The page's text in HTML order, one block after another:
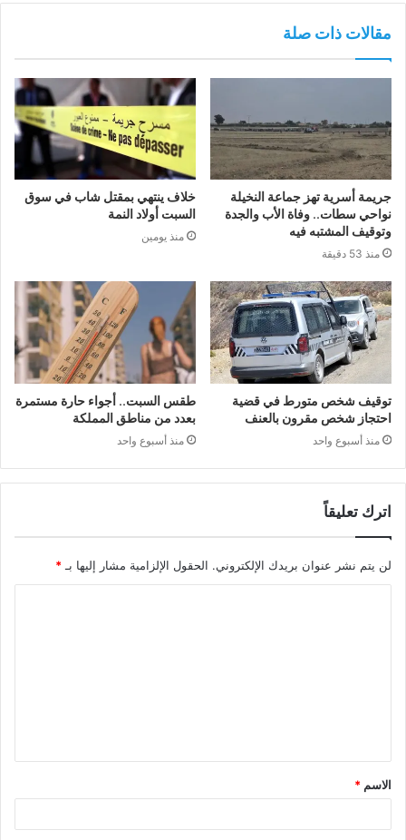
مقالات ذات صلة
جريمة أسرية تهز جماعة النخيلة
نواحي سطات.. وفاة الأب والجدة
وتوقيف المشتبه فيه
منذ 53 دقيقة
خلاف ينتهي بمقتل شاب في سوق
السبت أولاد النمة
منذ يومين
توقيف شخص متورط في قضية
احتجاز شخص مقرون بالعنف
منذ أسبوع واحد
طقس السبت.. أجواء حارة مستمرة
بعدد من مناطق المملكة
منذ أسبوع واحد
اترك تعليقاً
لن يتم نشر عنوان بريدك الإلكتروني. الحقول الإلزامية مشار إليها بـ*
ق
*
الاسم *